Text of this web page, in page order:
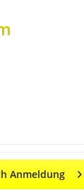
Anmeldung